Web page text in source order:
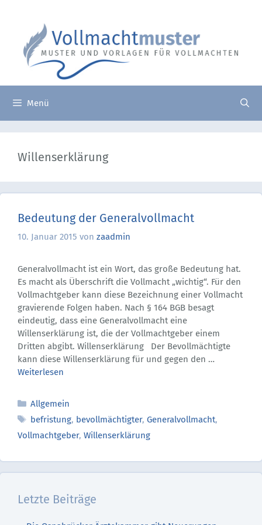
nach:
Menü
Willenserklärung
Bedeutung der Generalvollmacht
10. Januar 2015 von zaadmin
Generalvollmacht ist ein Wort, das große Bedeutung hat.
Es macht als Überschrift die Vollmacht „wichtig“. Für den
Vollmachtgeber kann diese Bezeichnung einer Vollmacht
gravierende Folgen haben. Nach § 164 BGB besagt
eindeutig, dass eine Generalvollmacht eine
Willenserklärung ist, die der Vollmachtgeber einem
Dritten abgibt. Willenserklärung Der Bevollmächtigte
kann diese Willenserklärung für und gegen den …
Weiterlesen
Kategorien
Allgemein
Schlagwörter
befristung, bevollmächtigter, Generalvollmacht,
Vollmachtgeber, Willenserklärung
Letzte Beiträge